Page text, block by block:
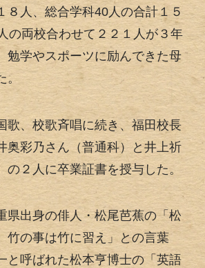
８人、総合学科40人の合計１５
の両校合わせて２２１人が３年
勉学やスポーツに励んできた母
。
、校歌斉唱に続き、福田校長
奥彩乃さん（普通科）と井上祈
の２人に卒業証書を授与した。
出身の俳人・松尾芭蕉の「松
竹の事は竹に習え」との言葉
と呼ばれた松本亨博士の「英語